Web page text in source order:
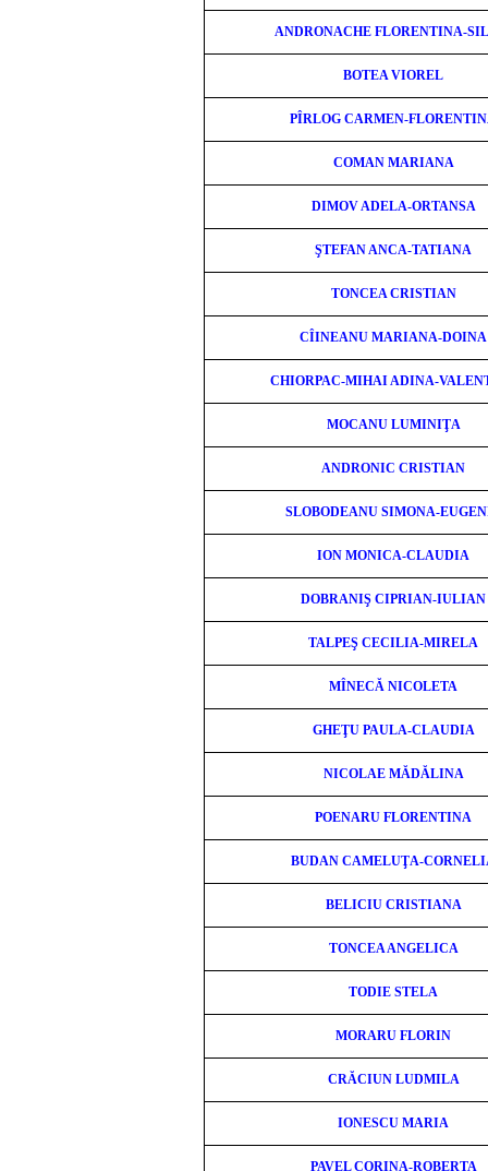
ANDRONACHE FLORENTINA-
BOTEA VIOREL
PÎRLOG CARMEN-
COMAN MARIANA
DIMOV ADELA-ORTANSA
ŞTEFAN ANCA-TATIANA
TONCEA CRISTIAN
CÎINEANU MARIANA-DOINA
CHIORPAC-MIHAI ADINA-
MOCANU LUMINIŢA
ANDRONIC CRISTIAN
SLOBODEANU SIMONA-
ION MONICA-CLAUDIA
DOBRANIŞ CIPRIAN-IULIAN
TALPEŞ CECILIA-MIRELA
MÎNECĂ NICOLETA
GHEŢU PAULA-CLAUDIA
NICOLAE MĂDĂLINA
POENARU FLORENTINA
BUDAN CAMELUŢA-
BELICIU CRISTIANA
TONCEA ANGELICA
TODIE STELA
MORARU FLORIN
CRĂCIUN LUDMILA
IONESCU MARIA
PAVEL CORINA-ROBERTA